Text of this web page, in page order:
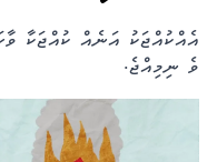
އެއްކުއްޖަކު އަނެއް ކުއްޖަކާ
ވެ ނިމިއްޖެ.